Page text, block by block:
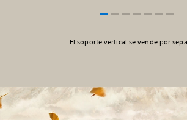
El soporte vertical se vende por